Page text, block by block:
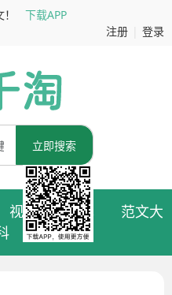
下载APP
注册
登录
立即搜索
视频拍摄脚本
范文大